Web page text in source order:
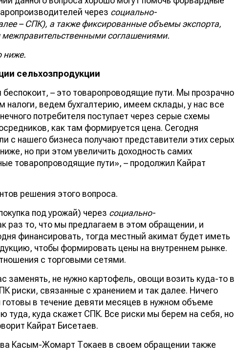
через социально-
– СПК), а также фиксированные объемы экспорта,
соглашениями.
ниже.
сельхозпродукции
– это товаропроводящие пути. Мы прозрачно
ведем бухгалтерию, имеем склады, у нас все
потребителя поступает через серые схемы
как там формируется цена. Сегодня
с нашего бизнеса получают представители этих серых
но при этом увеличить доходность самих
товаропроводящие пути», – продолжил Кайрат
решения этого вопроса.
под урожай) через социально-
раз то, что мы предлагаем в этом обращении, и
финансировать, тогда местный акимат будет иметь
чтобы формировать цены на внутреннем рынке.
с торговыми сетями.
заменять, не нужно картофель, овощи возить куда-то в
риски, связанные c хранением и так далее. Ничего
в течение девяти месяцев в нужном объеме
туда, куда скажет СПК. Все риски мы берем на себя, но
Кайрат Бисетаев.
Касым-Жомарт Токаев в своем обращении также